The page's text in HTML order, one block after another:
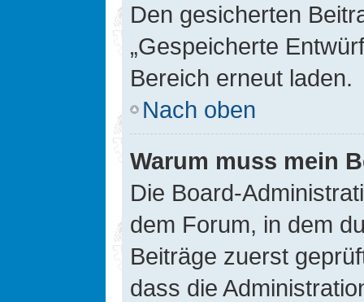
Den gesicherten
„Gespeicherte
Bereich erneut laden.
Nach oben
Warum muss mein
Die Board-
dem Forum, in dem
Beiträge zuerst
dass die